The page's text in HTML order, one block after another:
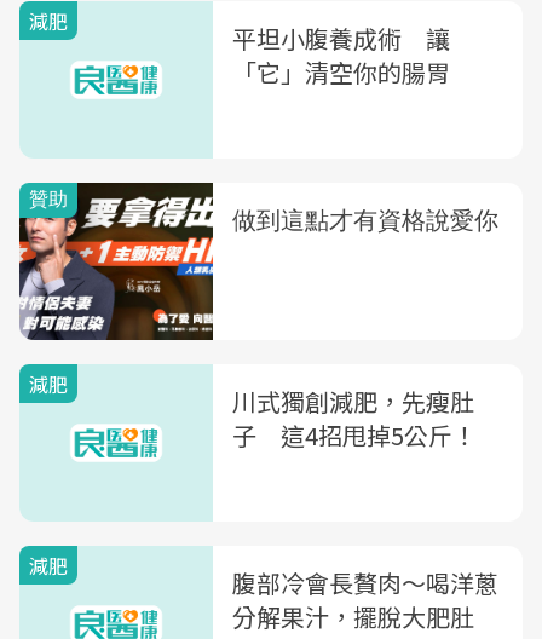
減肥
平坦小腹養成術 讓
「它」清空你的腸胃
減肥
川式獨創減肥，先瘦肚
子 這4招甩掉5公斤！
減肥
腹部冷會長贅肉〜喝洋蔥
分解果汁，擺脫大肥肚